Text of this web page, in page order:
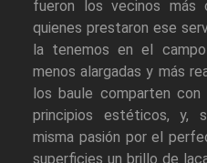
fueron los vecinos más
quienes prestaron ese
la tenemos en el
menos alargadas y más
los baule comparten
principios estéticos, y,
misma pasión por el
superficies un brillo de